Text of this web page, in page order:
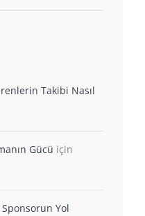
Takibi Nasıl
Gücü için
Yol